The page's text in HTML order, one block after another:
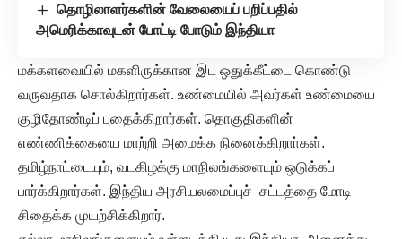
தொழிலாளர்களின் வேலையைப் பறிப்பதில்
அமெரிக்காவுடன் போட்டி போடும் இந்தியா
மக்களவையில் மகளிருக்கான இட ஒதுக்கீட்டை கொண்டு
வருவதாக சொல்கிறார்கள். உண்மையில் அவர்கள் உண்மையை
குழிதோண்டிப் புதைக்கிறார்கள். தொகுதிகளின்
எண்ணிக்கையை மாற்றி அமைக்க நினைக்கிறாா்கள்.
தமிழ்நாட்டையும், வடகிழக்கு மாநிலங்களையும் ஒடுக்கப்
பார்க்கிறார்கள். இந்திய அரசியலமைப்புச் சட்டத்தை மோடி
சிதைக்க முயற்சிக்கிறார்.